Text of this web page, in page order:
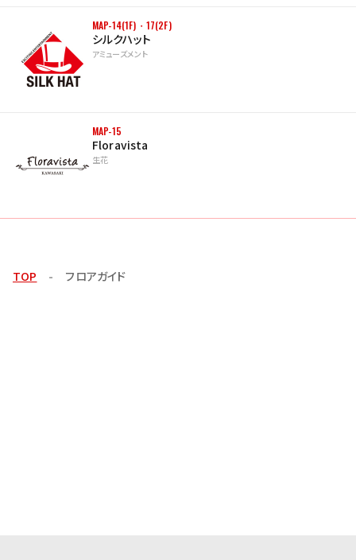
MAP-14(1F)・17(2F)
シルクハット
アミューズメント
MAP-15
Floravista
生花
TOP フロアガイド